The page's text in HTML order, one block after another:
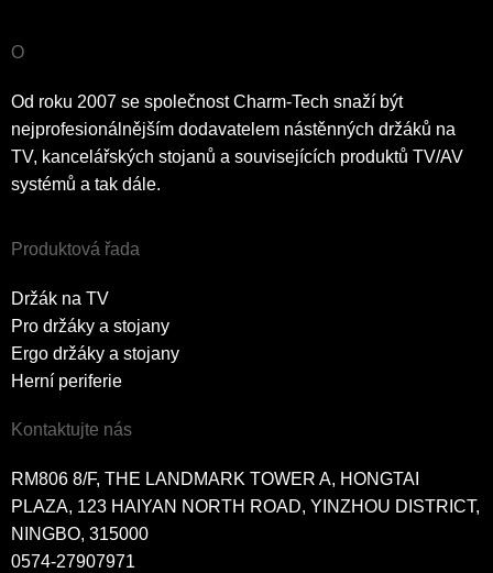
O
Od roku 2007 se společnost Charm-Tech snaží být
nejprofesionálnějším dodavatelem nástěnných držáků na
TV, kancelářských stojanů a souvisejících produktů TV/AV
systémů a tak dále.
Produktová řada
Držák na TV
Pro držáky a stojany
Ergo držáky a stojany
Herní periferie
Kontaktujte nás
RM806 8/F, THE LANDMARK TOWER A, HONGTAI
PLAZA, 123 HAIYAN NORTH ROAD, YINZHOU DISTRICT,
NINGBO, 315000
0574-27907971